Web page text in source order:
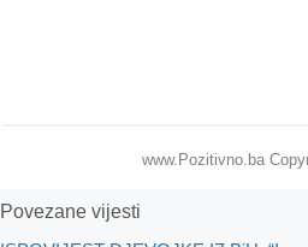
www.Pozitivno.ba
Povezane vijesti